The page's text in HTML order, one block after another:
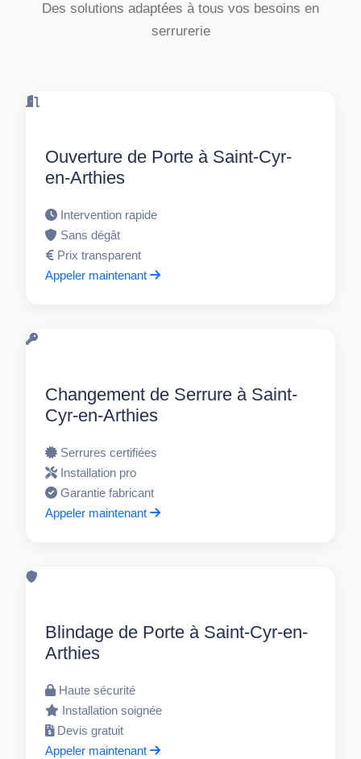
Des solutions adaptées à tous vos besoins en
serrurerie
Ouverture de Porte à Saint-Cyr-
en-Arthies
Intervention rapide
Sans dégât
Prix transparent
Appeler maintenant
Changement de Serrure à Saint-
Cyr-en-Arthies
Serrures certifiées
Installation pro
Garantie fabricant
Appeler maintenant
Blindage de Porte à Saint-Cyr-en-
Arthies
Haute sécurité
Installation soignée
Devis gratuit
Appeler maintenant